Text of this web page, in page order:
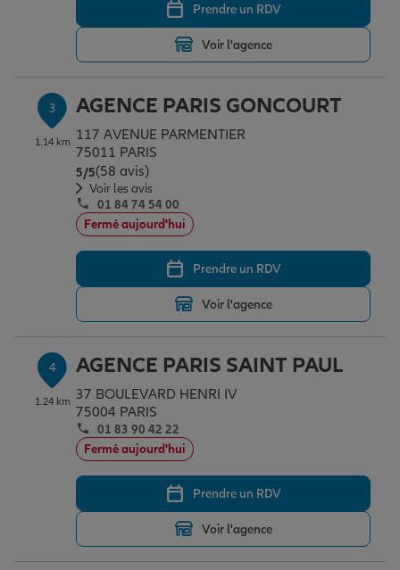
Garantie des accidents de la vie
Assurance scolaire
Protection juridique
Retraite
Tous nos devis d'assurance
Prendre un RDV
Voir l'agence
3
1.14 km
AGENCE PARIS GONCOURT
117 AVENUE PARMENTIER
75011 PARIS
5/5Note de 5 sur 5
(58 avis)
Voir les avis
01 84 74 54 00
Fermé aujourd'hui
Prendre un RDV
Voir l'agence
4
1.24 km
AGENCE PARIS SAINT PAUL
37 BOULEVARD HENRI IV
75004 PARIS
01 83 90 42 22
Fermé aujourd'hui
Prendre un RDV
Voir l'agence